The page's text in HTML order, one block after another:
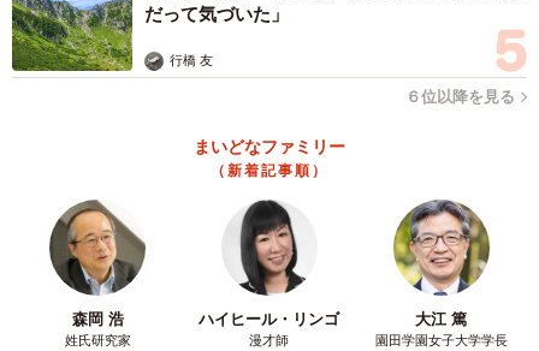
だって気づいた」
行橋 友
６位以降を見る
まいどなファミリー
（新着記事順）
森岡 浩
姓氏研究家
ハイヒール・リンゴ
漫才師
大江 篤
園田学園女子大学学長